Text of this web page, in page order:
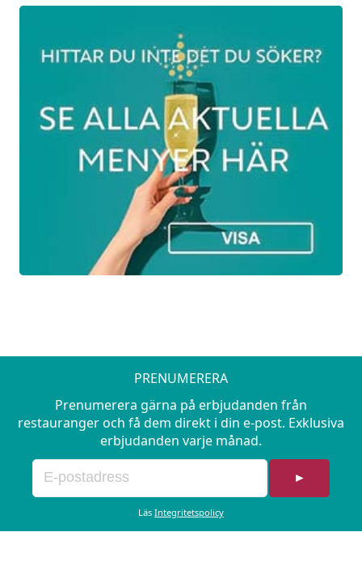
PRENUMERERA
Prenumerera gärna på erbjudanden från
restauranger och få dem direkt i din e-post. Exklusiva
erbjudanden varje månad.
►
Läs Integritetspolicy